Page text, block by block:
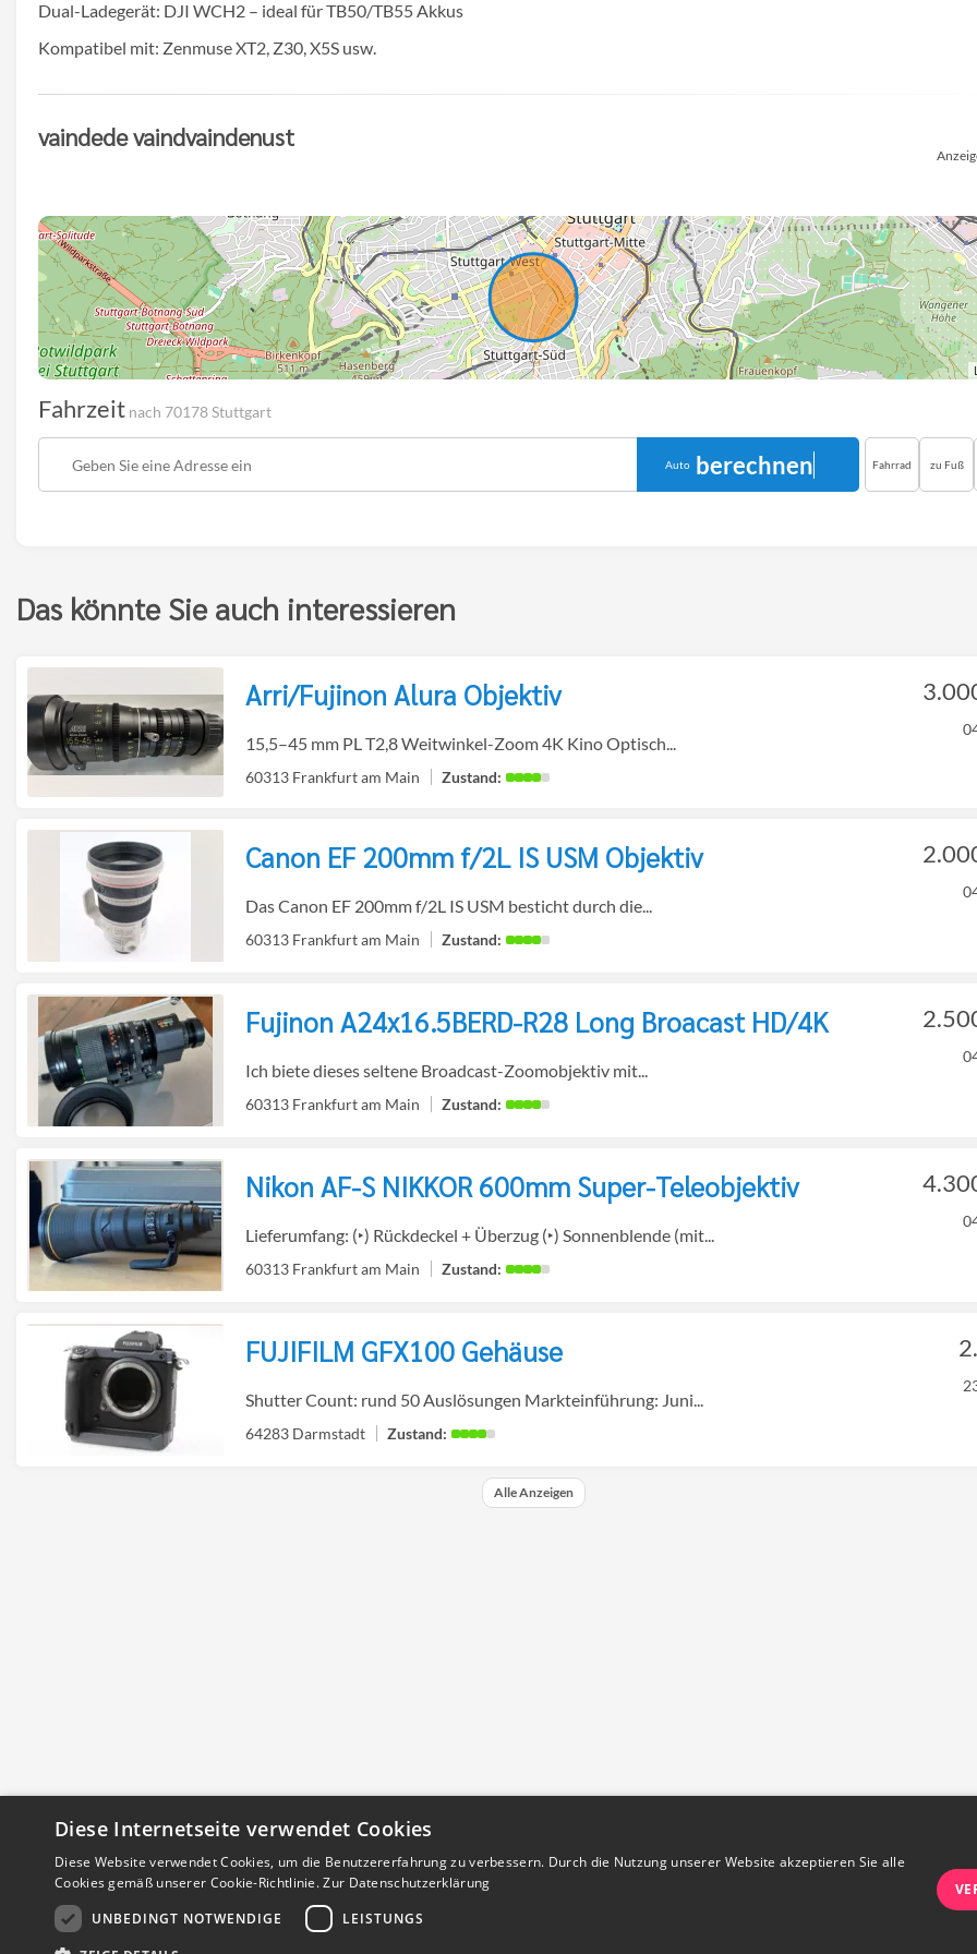
Dual-Ladegerät: DJI WCH2 – ideal für TB50/TB55 Akkus
Kompatibel mit: Zenmuse XT2, Z30, X5S usw.
vaindede vaindvaindenust
Fahrzeit nach 70178 Stuttgart
Route
Auto berechnen Fahrrad zu Fuß
Das könnte Sie auch interessieren
zur
Detailseite
Arri/Fujinon Alura Objektiv
15,5–45 mm PL T2,8 Weitwinkel-Zoom 4K Kino Optisch...
60313 Frankfurt am Main
Detailseite
Canon EF 200mm f/2L IS USM Objektiv
Das Canon EF 200mm f/2L IS USM besticht durch die...
60313 Frankfurt am Main
Detailseite
Fujinon A24x16.5BERD-R28 Long Broacast HD/4K
Ich biete dieses seltene Broadcast-Zoomobjektiv mit...
60313 Frankfurt am Main
zur
Detailseite
Nikon AF-S NIKKOR 600mm Super-Teleobjektiv
Lieferumfang: (‣) Rückdeckel + Überzug (‣) Sonnenblende (mit...
60313 Frankfurt am Main
FUJIFILM GFX100 Gehäuse
Shutter Count: rund 50 Auslösungen Markteinführung: Juni...
64283 Darmstadt
Alle Anzeigen
Diese Internetseite verwendet Cookies
Diese Website verwendet Cookies, um die Benutzererfahrung zu verbessern. Durch die Nutzung unserer Website akzeptieren Sie alle
Cookies gemäß unserer Cookie-Richtlinie.Zur Datenschutzerklärung
UNBEDINGT NOTWENDIGE
LEISTUNGS